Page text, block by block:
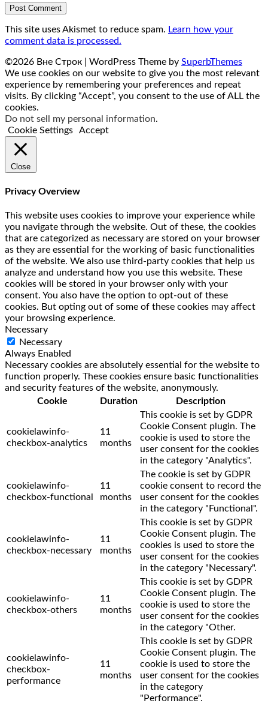
This site uses Akismet to reduce spam. Learn how your
comment data is processed.
©2026 Вне Строк | WordPress Theme by SuperbThemes
We use cookies on our website to give you the most relevant
experience by remembering your preferences and repeat
visits. By clicking “Accept”, you consent to the use of ALL the
cookies.
Do not sell my personal information.
Cookie Settings
Accept
Close
Privacy Overview
This website uses cookies to improve your experience while
you navigate through the website. Out of these, the cookies
that are categorized as necessary are stored on your browser
as they are essential for the working of basic functionalities
of the website. We also use third-party cookies that help us
analyze and understand how you use this website. These
cookies will be stored in your browser only with your
consent. You also have the option to opt-out of these
cookies. But opting out of some of these cookies may affect
your browsing experience.
Necessary
Necessary
Always Enabled
Necessary cookies are absolutely essential for the website to
function properly. These cookies ensure basic functionalities
and security features of the website, anonymously.
Cookie
Duration Description
cookielawinfo-
checkbox-analytics
11
months
This cookie is set by GDPR
Cookie Consent plugin. The
cookie is used to store the
user consent for the cookies
in the category "Analytics".
cookielawinfo-
checkbox-functional
11
months
The cookie is set by GDPR
cookie consent to record the
user consent for the cookies
in the category "Functional".
cookielawinfo-
checkbox-necessary
11
months
This cookie is set by GDPR
Cookie Consent plugin. The
cookies is used to store the
user consent for the cookies
in the category "Necessary".
cookielawinfo-
checkbox-others
11
months
This cookie is set by GDPR
Cookie Consent plugin. The
cookie is used to store the
user consent for the cookies
in the category "Other.
cookielawinfo-
checkbox-
performance
11
months
This cookie is set by GDPR
Cookie Consent plugin. The
cookie is used to store the
user consent for the cookies
in the category
"Performance".